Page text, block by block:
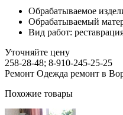
Обрабатываемое
Обрабатываемый
Вид работ:
Уточняйте цену
258-28-48; 8-910-245-25-25
Ремонт Одежда ремонт в
Похожие товары